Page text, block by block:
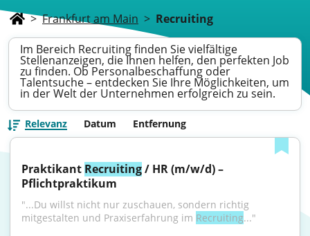
> Frankfurt am Main > Recruiting
Im Bereich Recruiting finden Sie vielfältige
Stellenanzeigen, die Ihnen helfen, den perfekten Job
zu finden. Ob Personalbeschaffung oder
Talentsuche – entdecken Sie Ihre Möglichkeiten, um
in der Welt der Unternehmen erfolgreich zu sein.
Relevanz Datum Entfernung
Praktikant Recruiting / HR (m/w/d) –
Pflichtpraktikum
"...Du willst nicht nur zuschauen, sondern richtig
mitgestalten und Praxiserfahrung im Recruiting..."